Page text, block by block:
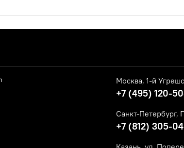
Москва, 1-й
+7 (495) 120-
Санкт-Петербург,
+7 (812) 305-